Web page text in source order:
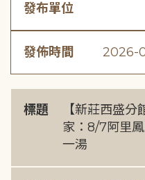
發布單位
發佈時間 2026-
標題
【新莊西盛
家：8/7阿里
一湯